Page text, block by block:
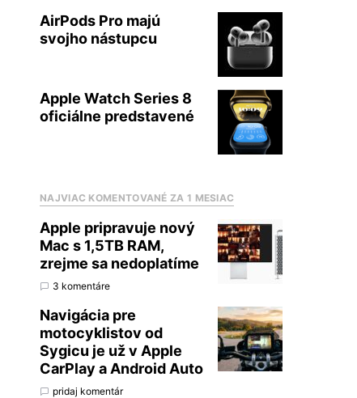
AirPods Pro majú
svojho nástupcu
Apple Watch Series 8
oficiálne predstavené
NAJVIAC KOMENTOVANÉ ZA 1 MESIAC
Apple pripravuje nový
Mac s 1,5TB RAM,
zrejme sa nedoplatíme
3 komentáre
Navigácia pre
motocyklistov od
Sygicu je už v Apple
CarPlay a Android Auto
pridaj komentár